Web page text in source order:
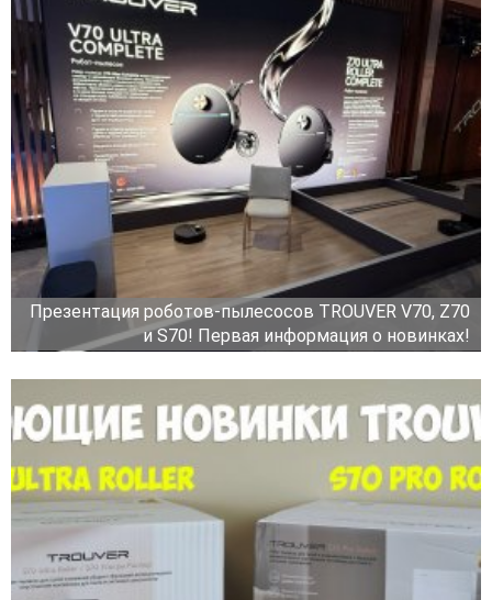
Презентация роботов-пылесосов TROUVER V70, Z70
и S70! Первая информация о новинках!